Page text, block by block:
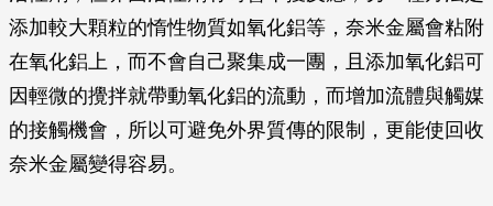
添加較大顆粒的惰性物質如氧化鋁等，奈米金屬會粘附
在氧化鋁上，而不會自己聚集成一團，且添加氧化鋁可
因輕微的攪拌就帶動氧化鋁的流動，而增加流體與觸媒
的接觸機會，所以可避免外界質傳的限制，更能使回收
奈米金屬變得容易。